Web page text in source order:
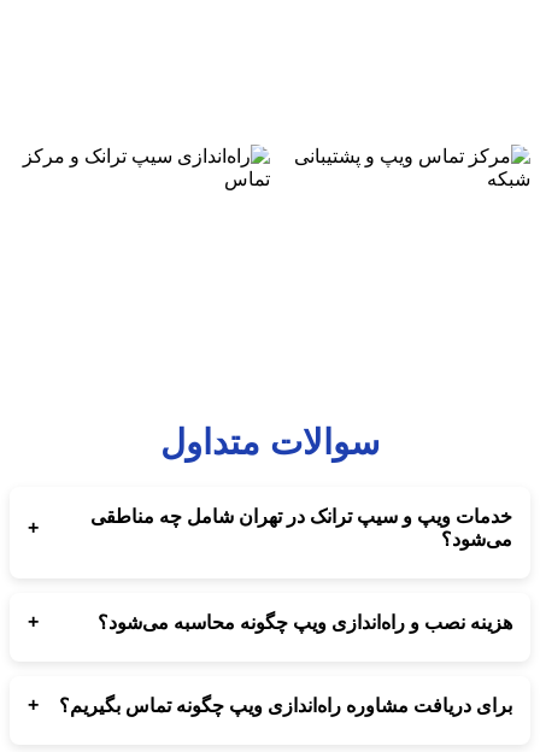
سوالات متداول
خدمات ویپ و سیپ ترانک در تهران شامل چه مناطقی
می‌شود؟
هزینه نصب و راه‌اندازی ویپ چگونه محاسبه می‌شود؟
برای دریافت مشاوره راه‌اندازی ویپ چگونه تماس بگیریم؟ +